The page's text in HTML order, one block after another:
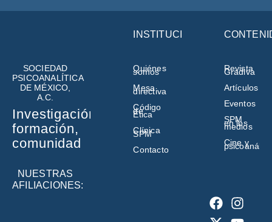
SOCIEDAD
PSICOANALÍTICA
DE MÉXICO,
A.C.
Investigación,
formación,
comunidad
NUESTRAS
AFILIACIONES:
INSTITUCIÓN
Quiénes
somos
Mesa
directiva
Código
de
Ética
Clínica
SPM
Contacto
Revista
Gradiva
Artículos
Eventos
SPM
en los
medios
Cine y